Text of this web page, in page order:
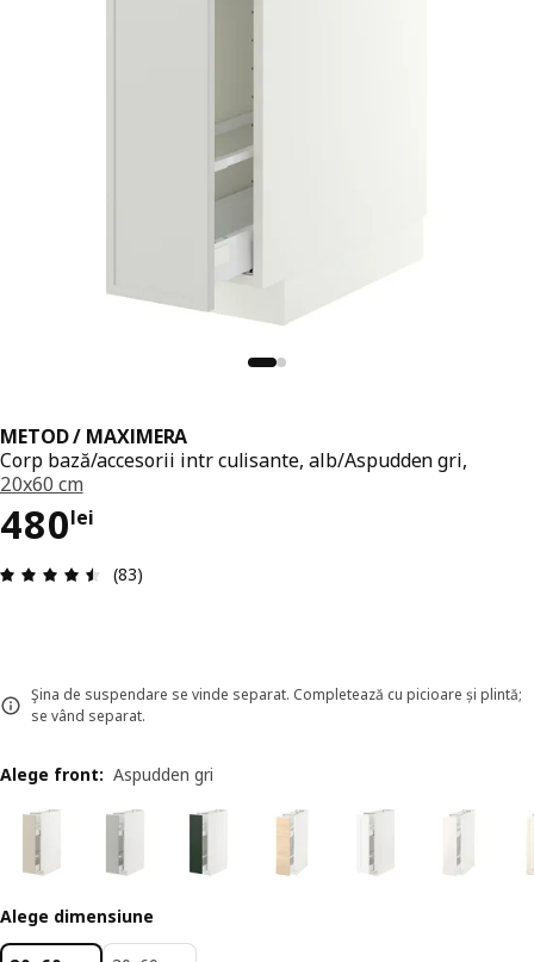
METOD / MAXIMERA
Corp bază/accesorii intr culisante, alb/Aspudden gri,
20x60 cm
480lei
Preț 480lei
Prezentare generală: 4.5 din 5 stele Total
(83)
Şina de suspendare se vinde separat. Completează cu picioare și plintă;
se vând separat.
Alege front: Aspudden gri
Alege dimensiune